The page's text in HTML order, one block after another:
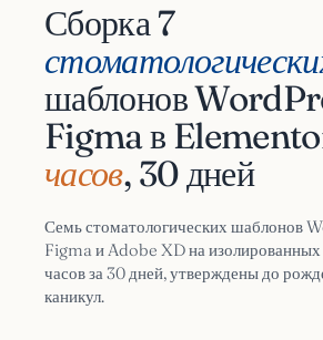
Сборка 7
шаблонов
Figma в
часов, 30 дней
Семь стоматологических шаблонов
Figma и Adobe XD на
часов за 30 дней, утверждены до
каникул.